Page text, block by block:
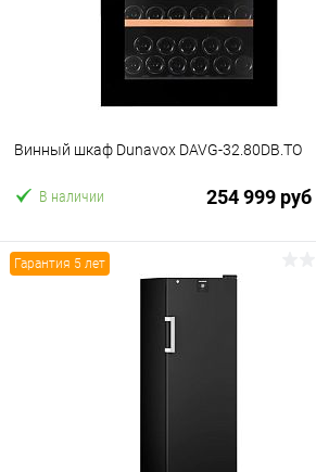
Винный шкаф Dunavox DAVG-32.80DB.TO
В наличии 254 999 руб
В корзину
Гарантия 5 лет